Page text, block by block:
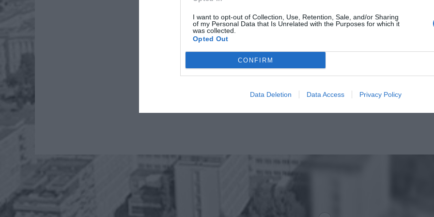
I want to opt-out of Collection, Use, Retention, Sale, and/or Sharing
of my Personal Data that Is Unrelated with the Purposes for which it
was collected.
Opted Out
CONFIRM
Data Deletion Data Access Privacy Policy